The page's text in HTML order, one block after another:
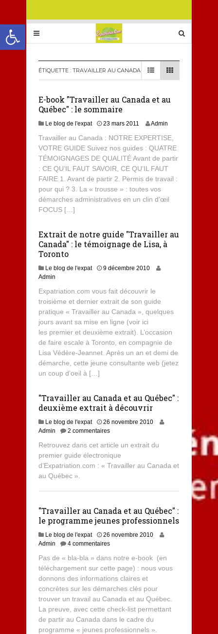
Ouvrir la barre d’outils
ÉTIQUETTE : TRAVAILLER AU CANADA
E-book "Travailler au Canada et au
Québec" : le sommaire
Le blog de l'expat 23 mars 2011 Admin
Travailler au Canada : NOTRE EXPERTISE,
VOTRE GUIDE Suivez nos guides : QUATRE
TÉMOIGNAGES DE QUALITÉ Avant de partir
: CE QU’IL FAUT SAVOIR, CE QU’IL FAUT
FAIRE 1. Avant de partir 2. Permis de travail :
pour qui ? 3. La « trousse » : toutes vos
démarches administratives en un clin d’œil
FOCUS […]
Extrait de notre guide "Travailler au
Canada" : le témoignage de Lisa, à
Toronto
Le blog de l'expat
9 décembre 2010
Admin
Expatriation.com vous fait découvrir le
troisième et dernier extrait de son guide
pratique « Travailler au Canada », quelques
jours avant sa mise en ligne (voir ici
les premier et deuxième extrait). L’occasion
de faire escale à Toronto, en compagnie de
Lisa Védère-Jeannet. Après un an et demi de
démarche, cette jeune consultante web (jetez
un coup d’oeil à […]
"Travailler au Canada et au Québec" :
deuxième extrait à découvrir
Le blog de l'expat
26 novembre 2010
Admin
2 commentaires
Retrouvez dans cet article un extrait du
premier guide électronique
d’Expatriation.com : « Travailler au Canada et
au Québec ».
"Travailler au Canada et au Québec" :
le programme jeunes professionnels
Le blog de l'expat
26 novembre 2010
Admin
4 commentaires
Pas de « bla-bla » dans notre e-book (en
téléchargement sur cette page) : nous vous
donnons des informations claires et
concrètes sur les démarches clés pour
trouver un travail au Canada et au Québec.
La preuve, avec cette check-list permettant
de partir au Canada dans le cadre du
programme « jeunes professionnels ».